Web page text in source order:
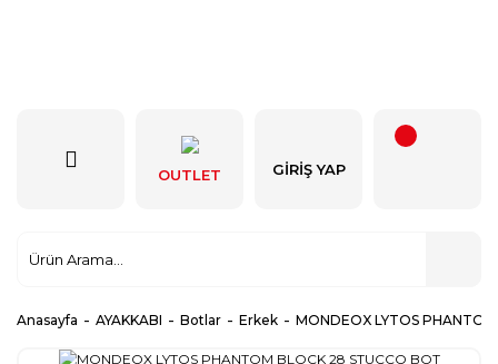
OUTLET GIRIŞ YAP
Anasayfa AYAKKABI Botlar Erkek MONDEOX LYTOS